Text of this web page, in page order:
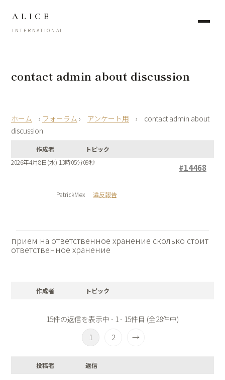
ALICE
INTERNATIONAL
contact admin about discussion
› フォーラム › アンケート用 ›
contact admin about
discussion
作成者
トピック
2026年4月8日(水) 13時05分09秒
#14468
PatrickMex 違反報告
прием на ответственное хранение сколько стоит
ответственное хранение
作成者 トピック
15件の返信を表示中 - 1 - 15件目 (全28件中)
1 2 →
投稿者 返信